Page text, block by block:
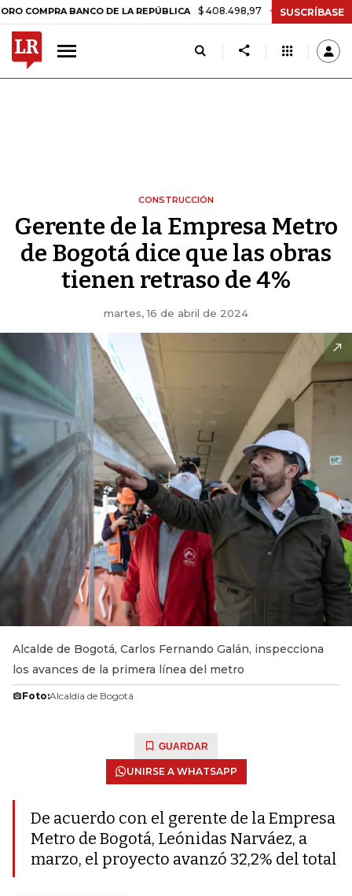
BANCO DE LA REPÚBLICA $ 408.498,97 +$ 8.753,81 +2,19%
SUSCRÍBASE
CONSTRUCCIÓN
Gerente de la Empresa Metro
de Bogotá dice que las obras
tienen retraso de 4%
martes, 16 de abril de 2024
Alcalde de Bogotá, Carlos Fernando Galán, inspecciona
los avances de la primera línea del metro
Foto:Alcaldía de Bogotá
GUARDAR
UNIRSE A WHATSAPP
De acuerdo con el gerente de la Empresa
Metro de Bogotá, Leónidas Narváez, a
marzo, el proyecto avanzó 32,2% del total